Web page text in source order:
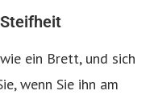
ein Brett, und sich
wenn Sie ihn am